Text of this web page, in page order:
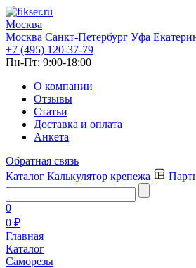
Москва
Москва Санкт-Петербург Уфа
+7 (495) 120-37-79
Пн-Пт: 9:00-18:00
О компании
Отзывы
Статьи
Доставка и оплата
Анкета
Обратная связь
Каталог Калькулятор крепежа
0
0 ₽
Главная
Каталог
Саморезы